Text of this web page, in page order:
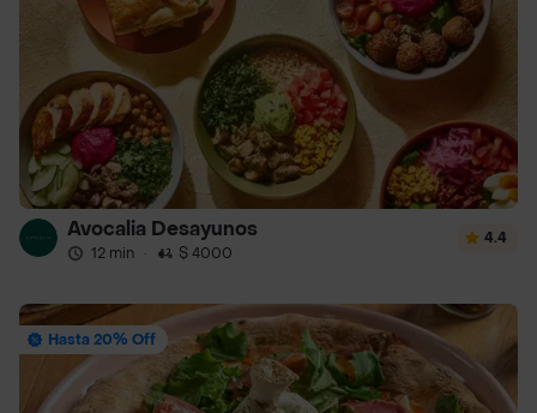
Avocalia Desayunos
12 min · $ 4000
4.4
Hasta 20% Off